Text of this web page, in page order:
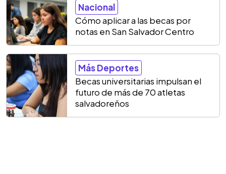
Nacional
Cómo aplicar a las becas por
notas en San Salvador Centro
Más Deportes
Becas universitarias impulsan el
futuro de más de 70 atletas
salvadoreños